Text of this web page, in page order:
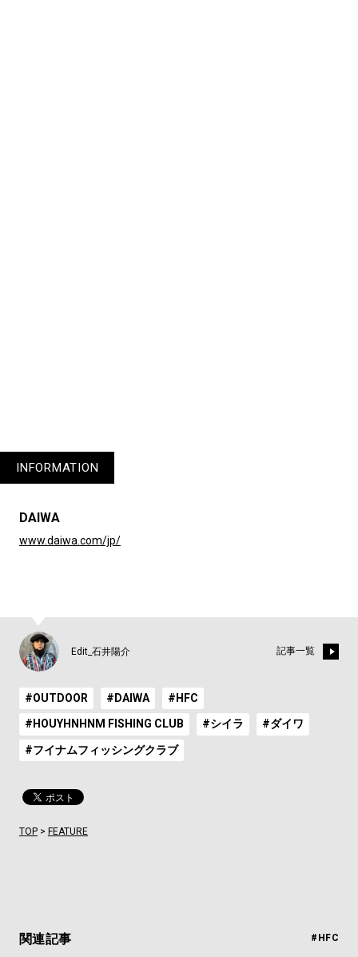
INFORMATION
DAIWA
www.daiwa.com/jp/
Edit_石井陽介 記事一覧
#OUTDOOR #DAIWA #HFC
#HOUYHNHNM FISHING CLUB #シイラ #ダイワ
#フイナムフィッシングクラブ
TOP> FEATURE
関連記事 #HFC